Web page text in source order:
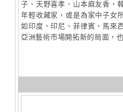
子、天野喜孝、山本麻友香，
年輕收藏家，或是為家中子女
如印度、印尼、菲律賓、馬來
亞洲藝術市場開拓新的局面，